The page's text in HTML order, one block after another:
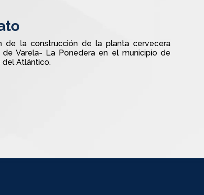
de la construcción de la planta cervecera
Varela- La Ponedera en el municipio de
del Atlántico.